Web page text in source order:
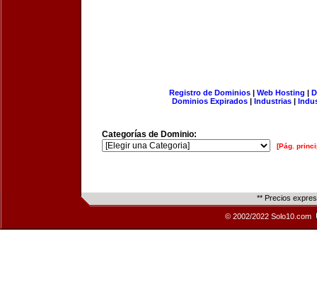
Registro de Dominios| Web Hosting |
Dominios Expirados | Industrias |
Categorías de Dominio:
[Pág.
** Precios
© 2002/2022 Solo10.com